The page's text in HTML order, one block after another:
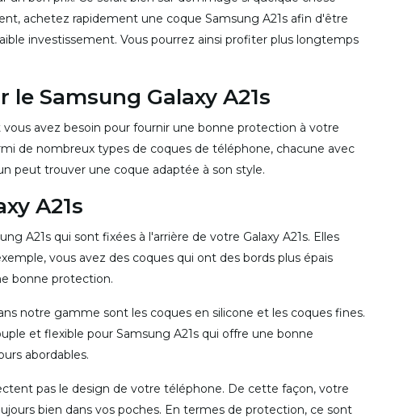
achetez rapidement une coque Samsung A21s afin d'être
investissement. Vous pourrez ainsi profiter plus longtemps
Samsung Galaxy A21s
avez besoin pour fournir une bonne protection à votre
de nombreux types de coques de téléphone, chacune avec
peut trouver une coque adaptée à son style.
A21s
A21s qui sont fixées à l'arrière de votre Galaxy A21s. Elles
vous avez des coques qui ont des bords plus épais
bonne protection.
notre gamme sont les coques en silicone et les coques fines.
et flexible pour Samsung A21s qui offre une bonne
abordables.
pas le design de votre téléphone. De cette façon, votre
bien dans vos poches. En termes de protection, ce sont